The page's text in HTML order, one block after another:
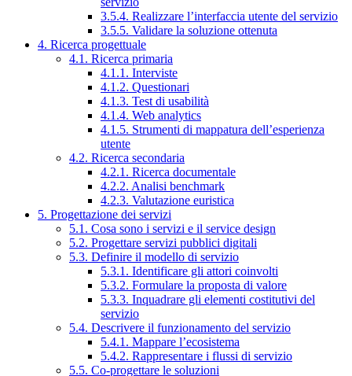
3.5.4. Realizzare l’interfaccia utente del servizio
3.5.5. Validare la soluzione ottenuta
4. Ricerca progettuale
4.1. Ricerca primaria
4.1.1. Interviste
4.1.2. Questionari
4.1.3. Test di usabilità
4.1.4. Web analytics
4.1.5. Strumenti di mappatura dell’esperienza
utente
4.2. Ricerca secondaria
4.2.1. Ricerca documentale
4.2.2. Analisi benchmark
4.2.3. Valutazione euristica
5. Progettazione dei servizi
5.1. Cosa sono i servizi e il service design
5.2. Progettare servizi pubblici digitali
5.3. Definire il modello di servizio
5.3.1. Identificare gli attori coinvolti
5.3.2. Formulare la proposta di valore
5.3.3. Inquadrare gli elementi costitutivi del
servizio
5.4. Descrivere il funzionamento del servizio
5.4.1. Mappare l’ecosistema
5.4.2. Rappresentare i flussi di servizio
5.5. Co-progettare le soluzioni